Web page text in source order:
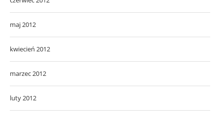
maj 2012
kwiecień 2012
marzec 2012
luty 2012